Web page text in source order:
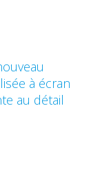
à écran
au détail